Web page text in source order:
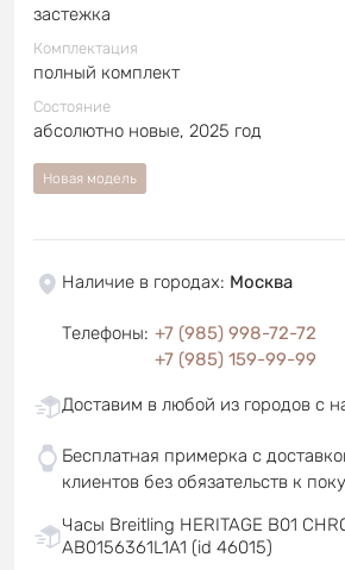
застежка
Комплектация
полный комплект
Состояние
абсолютно новые, 2025 год
Новая модель
Наличие в городах: Москва
Телефоны: +7 (985) 998-72-72
+7 (985) 159-99-99
Доставим в любой из городов с
Бесплатная примерка с
клиентов без обязательств к
Часы Breitling HERITAGE B01
AB0156361L1A1 (id 46015)